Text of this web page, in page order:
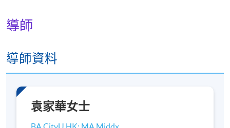
導師
導師資料
袁家華女士